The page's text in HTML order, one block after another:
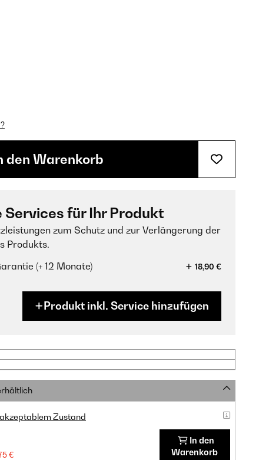
den Warenkorb
für Ihr Produkt
zum Schutz und zur Verlängerung der
Produkts.
(+ 12 Monate)
18,90 €
Produkt inkl. Service hinzufügen
Zustand
€
In den
Warenkorb